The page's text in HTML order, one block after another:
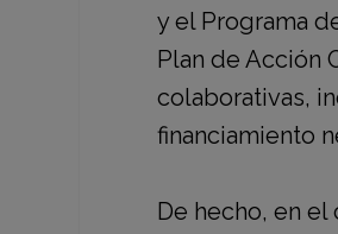
y el Programa
Plan de Acción
colaborativas,
financiamiento
De hecho, en